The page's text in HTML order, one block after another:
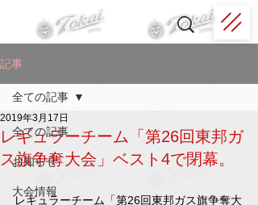
記事
全ての記事
お知らせ
大会情報
全ての記事
レギュラーチーム「第26回東邦ガ
ス旗争奪大会」ベスト4で閉幕。
2019年3月17日
レギュラーチーム「第26回東邦ガス旗争奪大